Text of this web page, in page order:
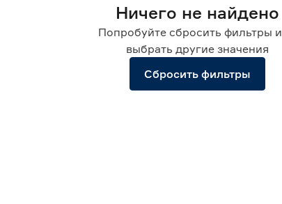
Ничего не найдено
Попробуйте сбросить фильтры
выбрать другие значения
Сбросить фильтры